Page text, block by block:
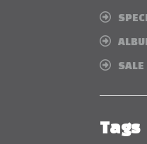
SALE
Tags